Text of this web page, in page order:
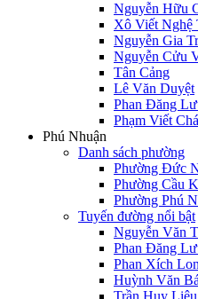
Nguyễn Hữu
Xô Viết Nghệ
Nguyễn Gia
Nguyễn Cửu
Tân Cảng
Lê Văn Duyệt
Phan Đăng
Phạm Viết
Phú Nhuận
Danh sách phường
Phường Đức
Phường Cầu
Phường Phú
Tuyến đường nổi bật
Nguyễn Văn
Phan Đăng
Phan Xích
Huỳnh Văn
Trần Huy Liệu